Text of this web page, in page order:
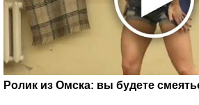
Ролик из Омска: вы будете